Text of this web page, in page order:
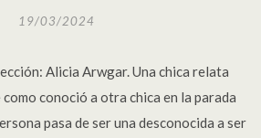
19/03/2024
Alicia Arwgar. Una chica relata
conoció a otra chica en la parada
pasa de ser una desconocida a ser